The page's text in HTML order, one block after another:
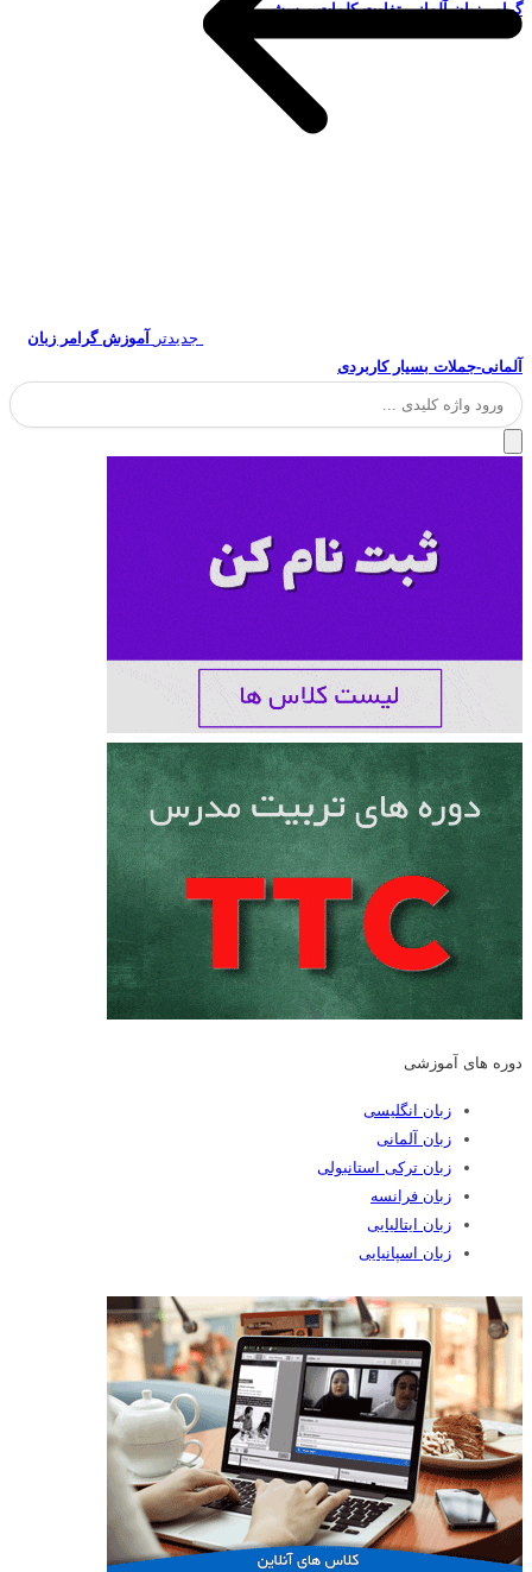
گرامر زبان آلمانی-تفاوت کلمات پرسشی
جدیدتر
آموزش گرامر زبان
آلمانی-جملات بسیار کاربردی
جستجو
برای:
دوره های آموزشی
زبان انگلیسی
زبان آلمانی
زبان ترکی استانبولی
زبان فرانسه
زبان ایتالیایی
زبان اسپانیایی